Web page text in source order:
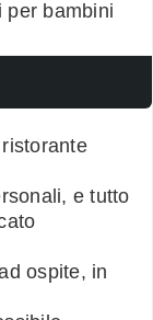
per bambini
e tutto
ospite, in